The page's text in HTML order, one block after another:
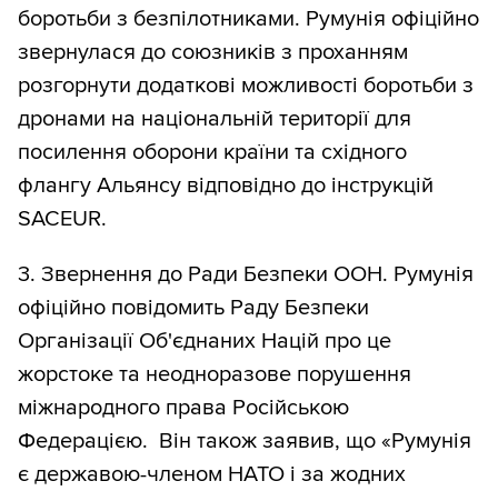
боротьби з безпілотниками. Румунія офіційно
звернулася до союзників з проханням
розгорнути додаткові можливості боротьби з
дронами на національній території для
посилення оборони країни та східного
флангу Альянсу відповідно до інструкцій
SACEUR.
3. Звернення до Ради Безпеки ООН. Румунія
офіційно повідомить Раду Безпеки
Організації Об'єднаних Націй про це
жорстоке та неодноразове порушення
міжнародного права Російською
Федерацією. Він також заявив, що «Румунія
є державою-членом НАТО і за жодних